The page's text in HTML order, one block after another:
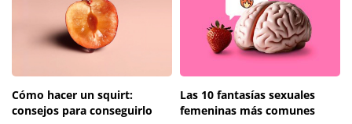
Cómo hacer un squirt:
consejos para conseguirlo
Las 10 fantasías sexuales
femeninas más comunes